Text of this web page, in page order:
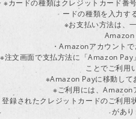
※カードの種類はクレジットカード番
ードの種類を入力す
※お支払い方法は、
Amazon
・Amazonアカウント
※注文画面で支払方法に「Amazon
ことでご利用
※Amazon Payに移動して
※ご利用には、Amazon
登録されたクレジットカードのご利用
があり